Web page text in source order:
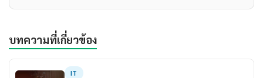
บทความที่เกี่ยวข้อง
IT